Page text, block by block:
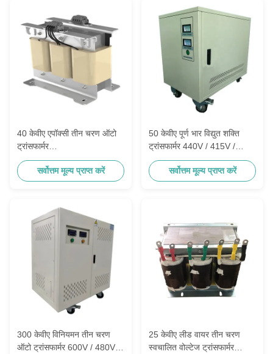
40 केवीए एपॉक्सी तीन चरण ऑटो
ट्रांसफार्मर
240/220/200/120/115/110/100
वी
सर्वोत्तम मूल्य प्राप्त करें
50 केवीए पूर्ण भार विद्युत शक्ति
ट्रांसफार्मर 440V / 415V /
380V / 127V
सर्वोत्तम मूल्य प्राप्त करें
300 केवीए विनियमन तीन चरण
ऑटो ट्रांसफार्मर 600V / 480V /
25 केवीए लीड वायर तीन चरण
स्वचालित वोल्टेज ट्रांसफार्मर